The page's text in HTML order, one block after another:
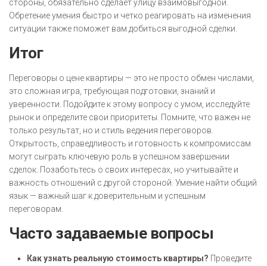
стороны, обязательно сделает улицу взаимовыгодной.
Обретение умения быстро и четко реагировать на изменения
ситуации также поможет вам добиться выгодной сделки.
Итог
Переговоры о цене квартиры — это не просто обмен числами,
это сложная игра, требующая подготовки, знаний и
уверенности. Подойдите к этому вопросу с умом, исследуйте
рынок и определите свои приоритеты. Помните, что важен не
только результат, но и стиль ведения переговоров.
Открытость, справедливость и готовность к компромиссам
могут сыграть ключевую роль в успешном завершении
сделок. Позаботьтесь о своих интересах, но учитывайте и
важность отношений с другой стороной. Умение найти общий
язык — важный шаг к доверительным и успешным
переговорам.
Часто задаваемые вопросы
Как узнать реальную стоимость квартиры? Проведите